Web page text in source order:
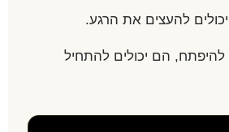
להעצים את הרגע.
הם יכולים להתחיל